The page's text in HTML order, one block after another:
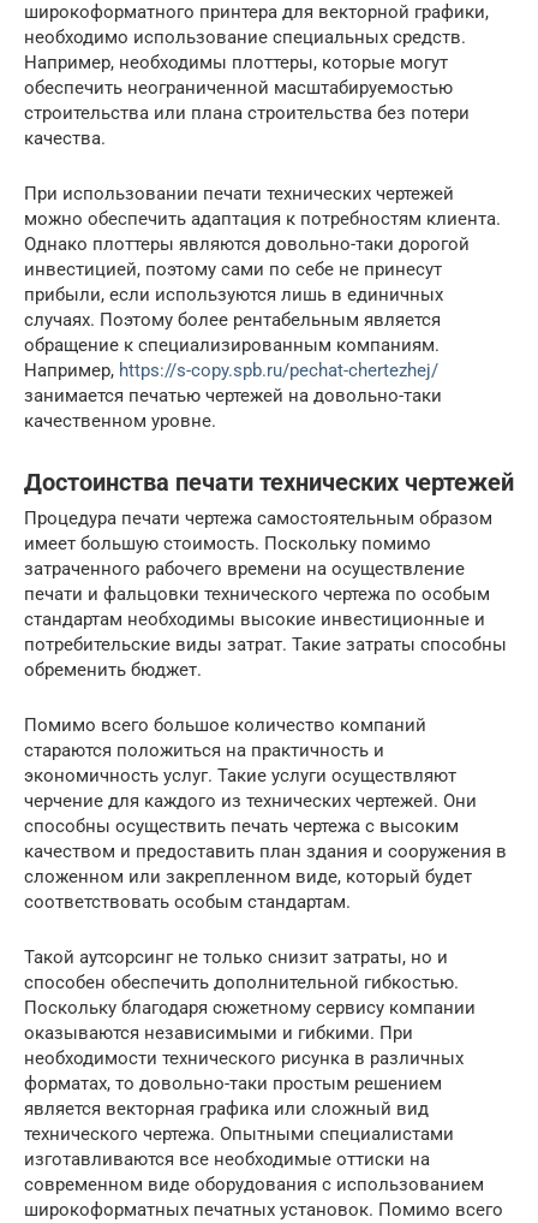
широкоформатного принтера для векторной графики,
необходимо использование специальных средств.
Например, необходимы плоттеры, которые могут
обеспечить неограниченной масштабируемостью
строительства или плана строительства без потери
качества.
При использовании печати технических чертежей
можно обеспечить адаптация к потребностям клиента.
Однако плоттеры являются довольно-таки дорогой
инвестицией, поэтому сами по себе не принесут
прибыли, если используются лишь в единичных
случаях. Поэтому более рентабельным является
обращение к специализированным компаниям.
Например, https://s-copy.spb.ru/pechat-chertezhej/
занимается печатью чертежей на довольно-таки
качественном уровне.
Достоинства печати технических чертежей
Процедура печати чертежа самостоятельным образом
имеет большую стоимость. Поскольку помимо
затраченного рабочего времени на осуществление
печати и фальцовки технического чертежа по особым
стандартам необходимы высокие инвестиционные и
потребительские виды затрат. Такие затраты способны
обременить бюджет.
Помимо всего большое количество компаний
стараются положиться на практичность и
экономичность услуг. Такие услуги осуществляют
черчение для каждого из технических чертежей. Они
способны осуществить печать чертежа с высоким
качеством и предоставить план здания и сооружения в
сложенном или закрепленном виде, который будет
соответствовать особым стандартам.
Такой аутсорсинг не только снизит затраты, но и
способен обеспечить дополнительной гибкостью.
Поскольку благодаря сюжетному сервису компании
оказываются независимыми и гибкими. При
необходимости технического рисунка в различных
форматах, то довольно-таки простым решением
является векторная графика или сложный вид
технического чертежа. Опытными специалистами
изготавливаются все необходимые оттиски на
современном виде оборудования с использованием
широкоформатных печатных установок. Помимо всего